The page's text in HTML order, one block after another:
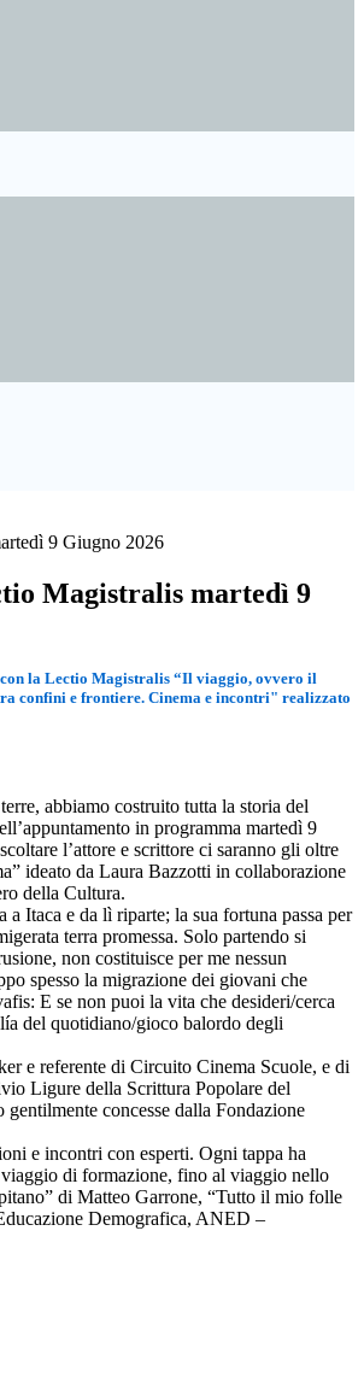
9 Giugno 2026
Magistralis martedì 9
la Lectio Magistralis “Il viaggio, ovvero il
confini e frontiere. Cinema e incontri" realizzato
abbiamo costruito tutta la storia del
in programma martedì 9
l’attore e scrittore ci saranno gli oltre
ideato da Laura Bazzotti in collaborazione
della Cultura.
Itaca e da lì riparte; la sua fortuna passa per
terra promessa. Solo partendo si
non costituisce per me nessun
spesso la migrazione dei giovani che
E se non puoi la vita che desideri/cerca
del quotidiano/gioco balordo degli
e referente di Circuito Cinema Scuole, e di
Ligure della Scrittura Popolare del
concesse dalla Fondazione
e incontri con esperti. Ogni tappa ha
di formazione, fino al viaggio nello
di Matteo Garrone, “Tutto il mio folle
Demografica, ANED –